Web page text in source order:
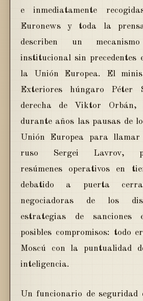
e inmediatamente
Euronews y toda la
describen un
institucional sin precedentes
la Unión Europea. El
Exteriores húngaro Péter
derecha de Viktor Orbán,
durante años las pausas de
Unión Europea para
ruso Sergei Lavrov,
resúmenes operativos en
debatido a puerta
negociadoras de los
estrategias de sanciones
posibles compromisos: todo
Moscú con la puntualidad
inteligencia.
Un funcionario de seguridad